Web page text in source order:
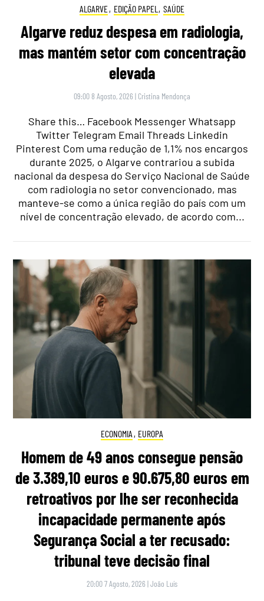
ALGARVE, EDIÇÃO PAPEL , SAÚDE
Algarve reduz despesa em radiologia,
mas mantém setor com concentração
elevada
09:00 8 Agosto, 2026 | Cristina Mendonça
Share this… Facebook Messenger Whatsapp
Twitter Telegram Email Threads Linkedin
Pinterest Com uma redução de 1,1% nos encargos
durante 2025, o Algarve contrariou a subida
nacional da despesa do Serviço Nacional de Saúde
com radiologia no setor convencionado, mas
manteve-se como a única região do país com um
nível de concentração elevado, de acordo com...
ECONOMIA , EUROPA
Homem de 49 anos consegue pensão
de 3.389,10 euros e 90.675,80 euros em
retroativos por lhe ser reconhecida
incapacidade permanente após
Segurança Social a ter recusado:
tribunal teve decisão final
20:00 7 Agosto, 2026 |João Luís